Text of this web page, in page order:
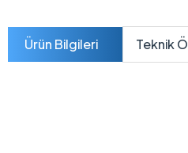
Ürün Bilgileri Teknik